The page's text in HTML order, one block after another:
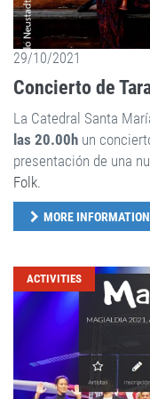
29/10/2021
Concierto de
La Catedral Santa
las 20.00h un
presentación de una
Folk.
MORE INFORMATION
ACTIVITIES